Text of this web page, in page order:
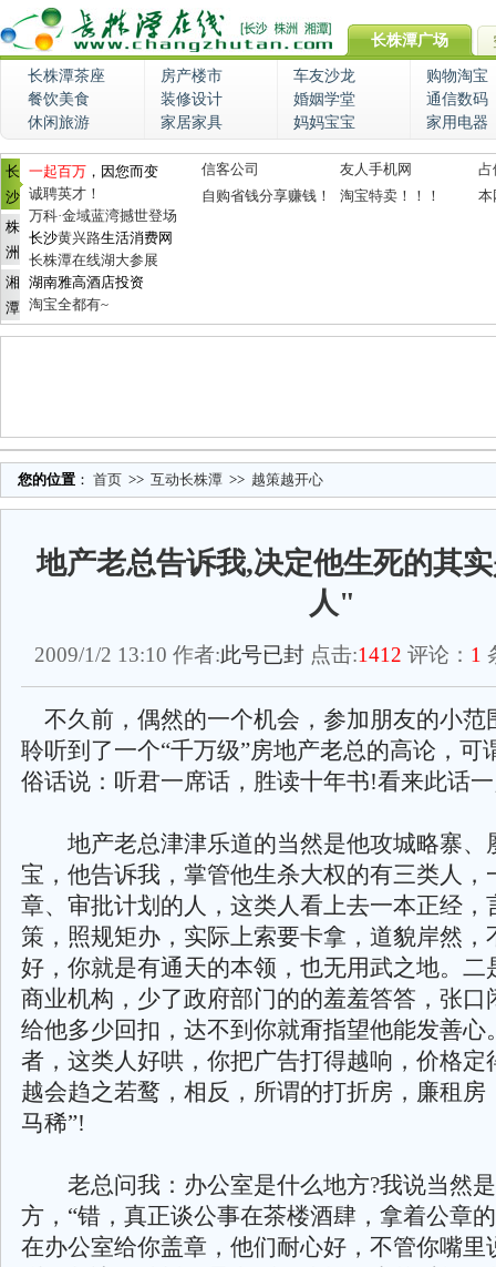
长株潭广场
长株潭茶座 房产楼市 车友沙龙
购物淘宝
餐饮美食
装修设计 婚姻学堂
通信数码
休闲旅游
家居家具 妈妈宝宝 家用电器
长
沙
株
洲
湘
潭
一起百万 ，因您而变
诚聘英才！
万科·金域蓝湾撼世登场
长沙黄兴路生活消费网
长株潭在线湖大参展
湖南雅高酒店投资
淘宝全都有~
信客公司 友人手机网
占
自购省钱分享赚钱！
淘宝特卖！！！ 本
您的位置 ： 首页 >> 互动长株潭 >> 越策越开心
地产老总告诉我,决定他生死的其
人"
2009/1/2 13:10 作者:此号已封 点击:1412 评论： 1
不久前，偶然的一个机会，参加朋友的小范
聆听到了一个“千万级”房地产老总的高论，可
俗话说：听君一席话，胜读十年书!看来此话
地产老总津津乐道的当然是他攻城略寨、
宝，他告诉我，掌管他生杀大权的有三类人，
章、审批计划的人，这类人看上去一本正经，
策，照规矩办，实际上索要卡拿，道貌岸然，
好，你就是有通天的本领，也无用武之地。二
商业机构，少了政府部门的的羞羞答答，张口
给他多少回扣，达不到你就甭指望他能发善心
者，这类人好哄，你把广告打得越响，价格定
越会趋之若鹜，相反，所谓的打折房，廉租房
马稀”!
老总问我：办公室是什么地方?我说当然
方，“错，真正谈公事在茶楼酒肆，拿着公章
在办公室给你盖章，他们耐心好，不管你嘴里